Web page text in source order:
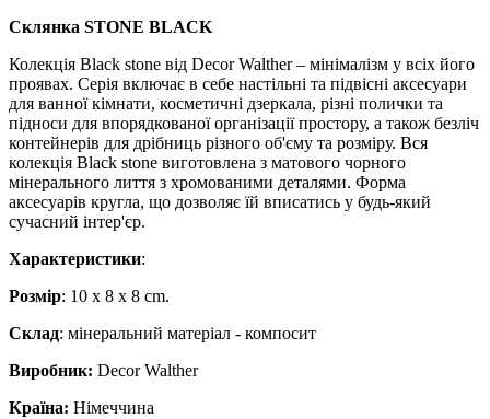
Склянка STONE BLACK
Колекція Black stone від Decor Walther – мінімалізм у всіх його
проявах. Серія включає в себе настільні та підвісні аксесуари
для ванної кімнати, косметичні дзеркала, різні полички та
підноси для впорядкованої організації простору, а також безліч
контейнерів для дрібниць різного об'єму та розміру. Вся
колекція Black stone виготовлена ​​з матового чорного
мінерального лиття з хромованими деталями. Форма
аксесуарів кругла, що дозволяє їй вписатись у будь-який
сучасний інтер'єр.
Характеристики:
Розмір: 10 x 8 x 8 cm.
Склад: мінеральний матеріал - компосит
Виробник: Decor Walther
Країна: Німеччина